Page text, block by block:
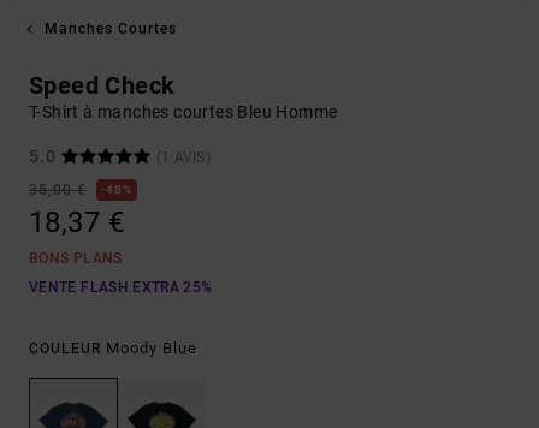
Manches Courtes
Speed Check
T-Shirt à manches courtes Bleu Homme
5.0
(1 AVIS)
35,00 €
48%
18,37 €
BONS PLANS
VENTE FLASH EXTRA 25%
COULEUR Moody Blue